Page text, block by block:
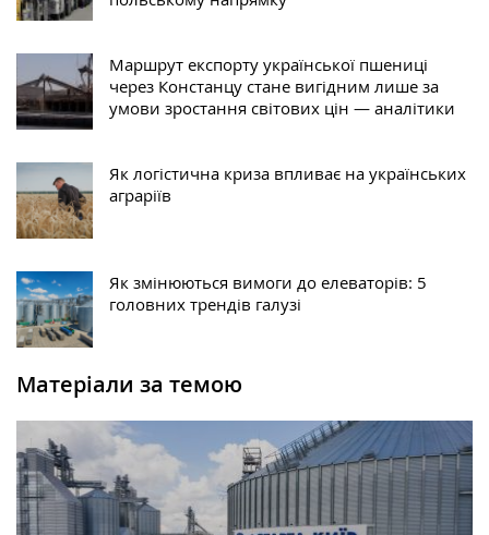
Маршрут експорту української пшениці
через Констанцу стане вигідним лише за
умови зростання світових цін — аналітики
Як логістична криза впливає на українських
аграріїв
Як змінюються вимоги до елеваторів: 5
головних трендів галузі
Матеріали за темою